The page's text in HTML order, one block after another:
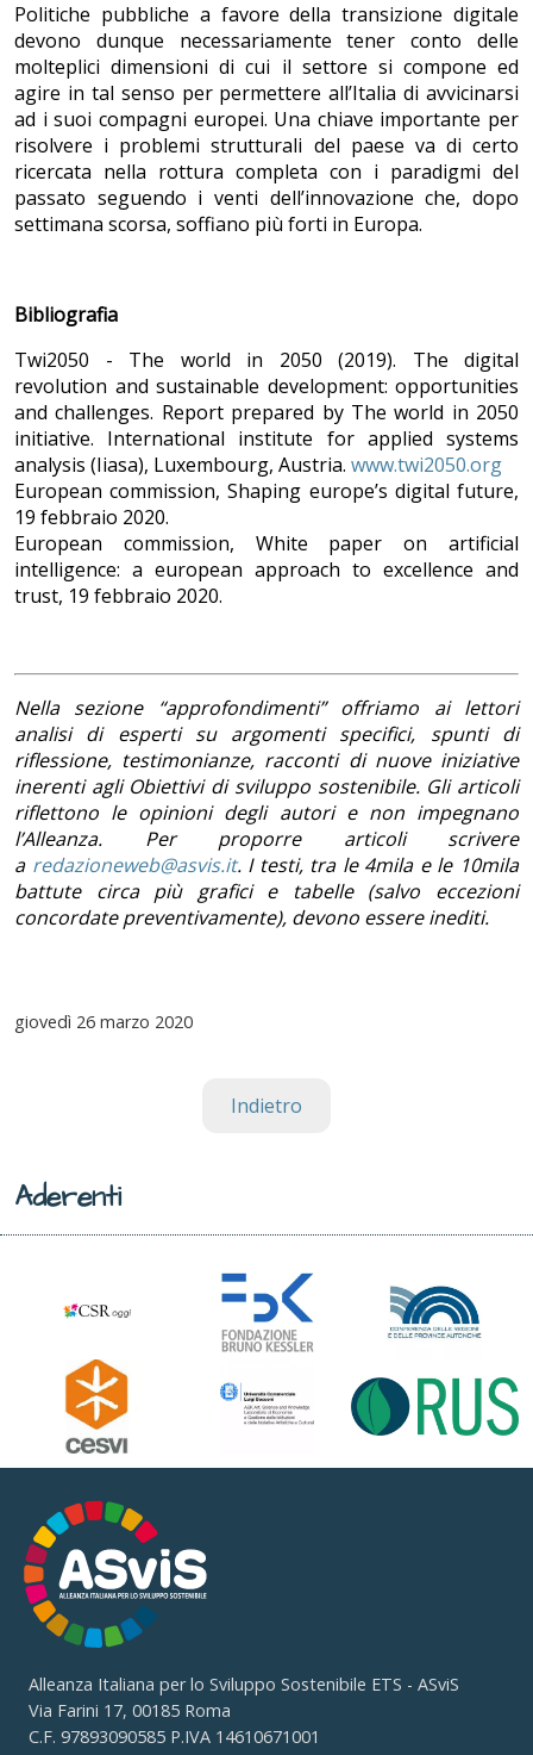
Politiche pubbliche a favore della transizione digitale
devono dunque necessariamente tener conto delle
molteplici dimensioni di cui il settore si compone ed
agire in tal senso per permettere all’Italia di avvicinarsi
ad i suoi compagni europei. Una chiave importante per
risolvere i problemi strutturali del paese va di certo
ricercata nella rottura completa con i paradigmi del
passato seguendo i venti dell’innovazione che, dopo
settimana scorsa, soffiano più forti in Europa.
Bibliografia
Twi2050 - The world in 2050 (2019). The digital
revolution and sustainable development: opportunities
and challenges. Report prepared by The world in 2050
initiative. International institute for applied systems
analysis (Iiasa), Luxembourg, Austria. www.twi2050.org
European commission, Shaping europe’s digital future,
19 febbraio 2020.
European commission, White paper on artificial
intelligence: a european approach to excellence and
trust, 19 febbraio 2020.
Nella sezione “approfondimenti” offriamo ai lettori
analisi di esperti su argomenti specifici, spunti di
riflessione, testimonianze, racconti di nuove iniziative
inerenti agli Obiettivi di sviluppo sostenibile. Gli articoli
riflettono le opinioni degli autori e non impegnano
l’Alleanza. Per proporre articoli scrivere
a redazioneweb@asvis.it. I testi, tra le 4mila e le 10mila
battute circa più grafici e tabelle (salvo eccezioni
concordate preventivamente), devono essere inediti.
giovedì 26 marzo 2020
Indietro
Aderenti
Alleanza Italiana per lo Sviluppo Sostenibile ETS - ASviS
Via Farini 17, 00185 Roma
C.F. 97893090585 P.IVA 14610671001